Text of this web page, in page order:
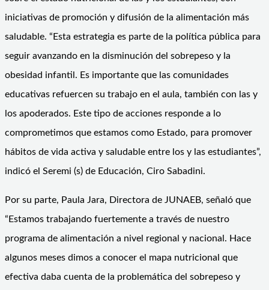
iniciativas de promoción y difusión de la alimentación más
saludable. “Esta estrategia es parte de la política pública para
seguir avanzando en la disminución del sobrepeso y la
obesidad infantil. Es importante que las comunidades
educativas refuercen su trabajo en el aula, también con las y
los apoderados. Este tipo de acciones responde a lo
comprometimos que estamos como Estado, para promover
hábitos de vida activa y saludable entre los y las estudiantes”,
indicó el Seremi (s) de Educación, Ciro Sabadini.
Por su parte, Paula Jara, Directora de JUNAEB, señaló que
“Estamos trabajando fuertemente a través de nuestro
programa de alimentación a nivel regional y nacional. Hace
algunos meses dimos a conocer el mapa nutricional que
efectiva daba cuenta de la problemática del sobrepeso y